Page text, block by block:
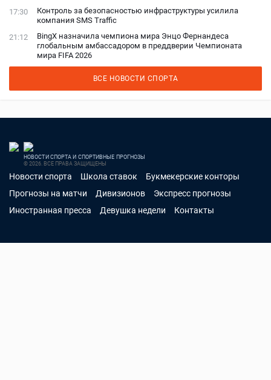
17:30
Контроль за безопасностью инфраструктуры усилила
компания SMS Traffic
21:12
BingX назначила чемпиона мира Энцо Фернандеса
глобальным амбассадором в преддверии Чемпионата
мира FIFA 2026
ВСЕ НОВОСТИ СПОРТА
НОВОСТИ СПОРТА И СПОРТИВНЫЕ ПРОГНОЗЫ
© 2026. ВСЕ ПРАВА ЗАЩИЩЕНЫ
Новости спорта Школа ставок
Букмекерские конторы
Прогнозы на матчи
Дивизионов
Экспресс прогнозы
Иностранная пресса
Девушка недели Контакты